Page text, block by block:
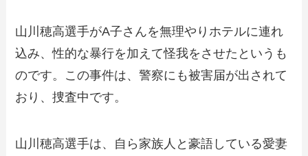
山川穂高選手がA子さんを無理やりホテルに連れ
込み、性的な暴行を加えて怪我をさせたというも
のです。この事件は、警察にも被害届が出されて
おり、捜査中です。
山川穂高選手は、自ら家族人と豪語している愛妻